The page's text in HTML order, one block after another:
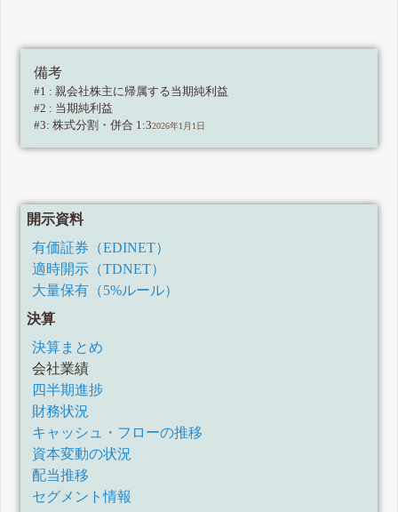
備考
#1 : 親会社株主に帰属する当期純利益
#2 : 当期純利益
#3: 株式分割・併合 1:32026年1月1日
開示資料
有価証券（EDINET）
適時開示（TDNET）
大量保有（5%ルール）
決算
決算まとめ
会社業績
四半期進捗
財務状況
キャッシュ・フローの推移
資本変動の状況
配当推移
セグメント情報